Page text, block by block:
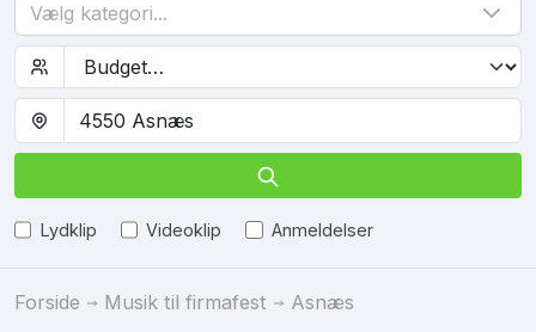
Vælg kategori...
Lydklip Videoklip Anmeldelser
Forside Musik til firmafest Asnæs